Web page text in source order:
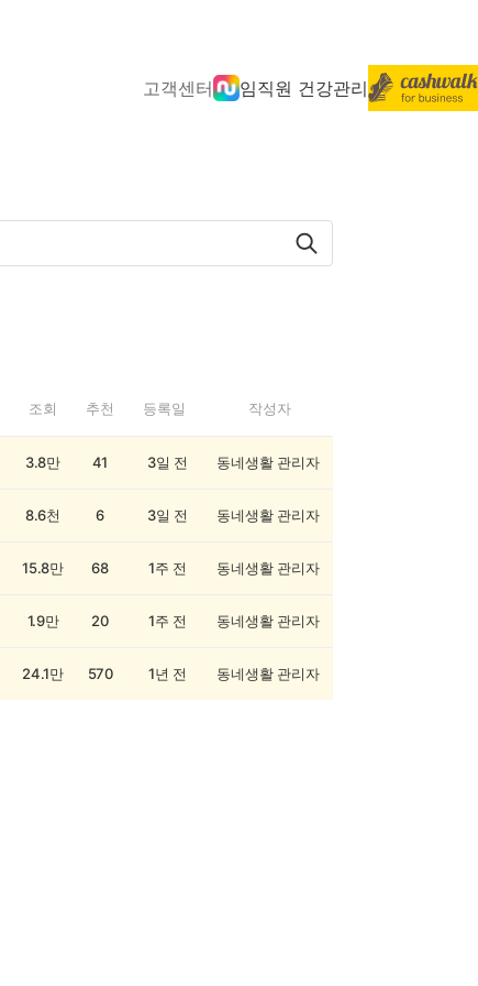
고객센터 임직원 건강관리
조회 추천 등록일 작성자
3.8만 41 3일 전 동네생활 관리자
8.6천 6 3일 전 동네생활 관리자
15.8만 68 1주 전 동네생활 관리자
1.9만 20 1주 전 동네생활 관리자
24.1만 570 1년 전 동네생활 관리자